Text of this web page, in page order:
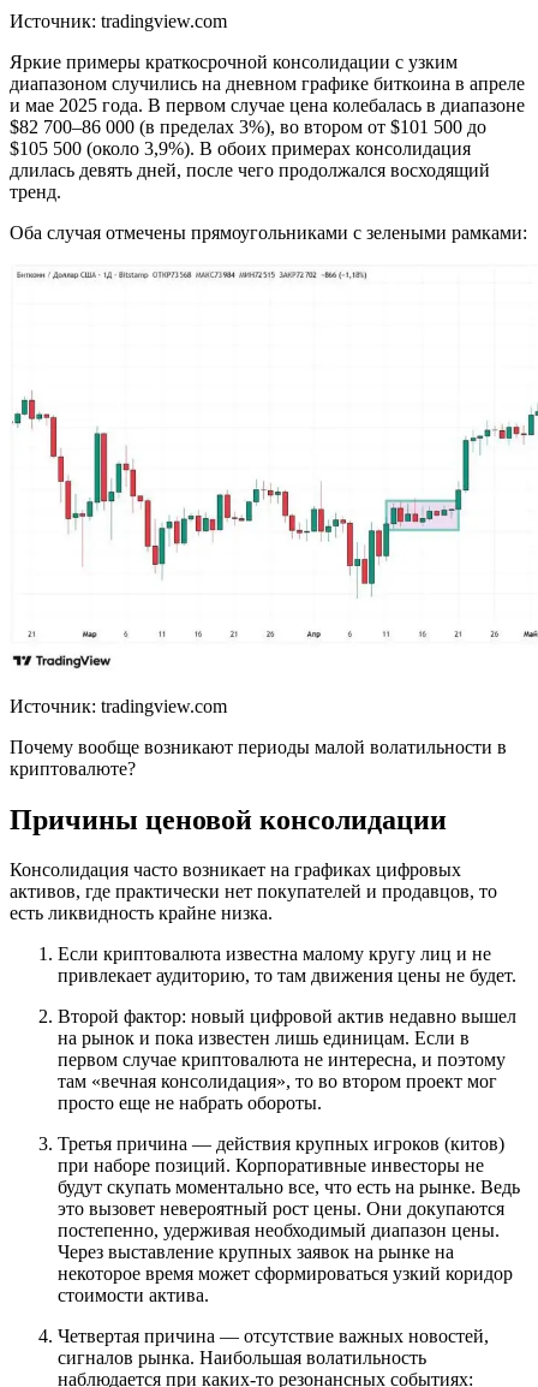
Источник: tradingview.com
Яркие примеры краткосрочной консолидации с узким
диапазоном случились на дневном графике биткоина в апреле
и мае 2025 года. В первом случае цена колебалась в диапазоне
$82 700–86 000 (в пределах 3%), во втором от $101 500 до
$105 500 (около 3,9%). В обоих примерах консолидация
длилась девять дней, после чего продолжался восходящий
тренд.
Оба случая отмечены прямоугольниками с зелеными рамками:
Источник: tradingview.com
Почему вообще возникают периоды малой волатильности в
криптовалюте?
Причины ценовой консолидации
Консолидация часто возникает на графиках цифровых
активов, где практически нет покупателей и продавцов, то
есть ликвидность крайне низка.
Если криптовалюта известна малому кругу лиц и не
привлекает аудиторию, то там движения цены не будет.
Второй фактор: новый цифровой актив недавно вышел
на рынок и пока известен лишь единицам. Если в
первом случае криптовалюта не интересна, и поэтому
там «вечная консолидация», то во втором проект мог
просто еще не набрать обороты.
Третья причина — действия крупных игроков (китов)
при наборе позиций. Корпоративные инвесторы не
будут скупать моментально все, что есть на рынке. Ведь
это вызовет невероятный рост цены. Они докупаются
постепенно, удерживая необходимый диапазон цены.
Через выставление крупных заявок на рынке на
некоторое время может сформироваться узкий коридор
стоимости актива.
Четвертая причина — отсутствие важных новостей,
сигналов рынка. Наибольшая волатильность
наблюдается при каких-то резонансных событиях: